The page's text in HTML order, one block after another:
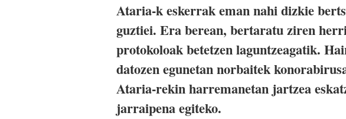
Ataria-k eskerrak eman nahi dizkie
guztiei. Era berean, bertaratu ziren
protokoloak betetzen laguntzeagatik.
datozen egunetan norbaitek
Ataria-rekin harremanetan jartzea
jarraipena egiteko.